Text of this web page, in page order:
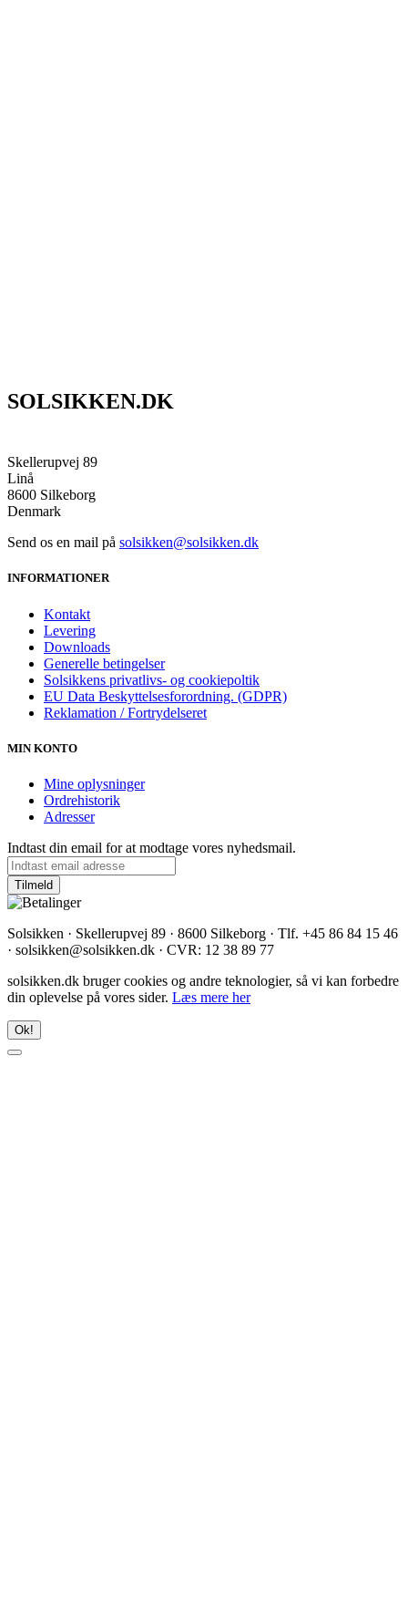
SOLSIKKEN.DK
Skellerupvej 89
Linå
8600 Silkeborg
Denmark
Send os en mail på solsikken@solsikken.dk
INFORMATIONER
Kontakt
Levering
Downloads
Generelle betingelser
Solsikkens privatlivs- og cookiepoltik
EU Data Beskyttelsesforordning. (GDPR)
Reklamation / Fortrydelseret
MIN KONTO
Mine oplysninger
Ordrehistorik
Adresser
Indtast din email for at modtage vores nyhedsmail.
Solsikken · Skellerupvej 89 · 8600 Silkeborg · Tlf. +45 86 84 15 46
· solsikken@solsikken.dk · CVR: 12 38 89 77
solsikken.dk bruger cookies og andre teknologier, så vi kan forbedre
din oplevelse på vores sider. Læs mere her
Ok!